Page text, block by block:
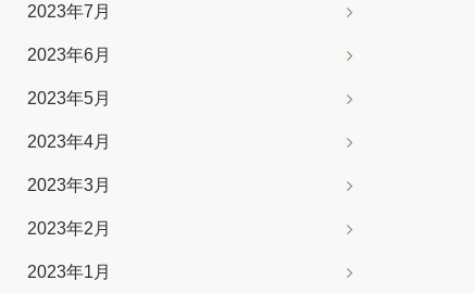
2023年7月
2023年6月
2023年5月
2023年4月
2023年3月
2023年2月
2023年1月